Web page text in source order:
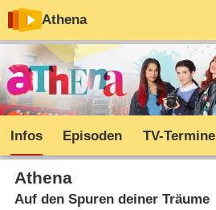
Athena
Infos Episoden TV-Termine
Athena
Auf den Spuren deiner Träume